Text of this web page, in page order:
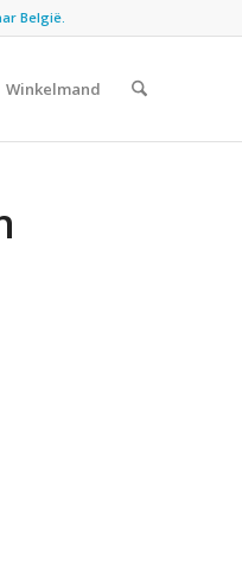
België.
Winkelmand